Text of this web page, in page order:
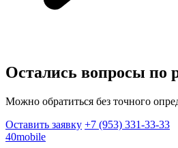
Остались вопросы по
Можно обратиться без точного
Оставить заявку +7 (953) 331-33-33
40mobile